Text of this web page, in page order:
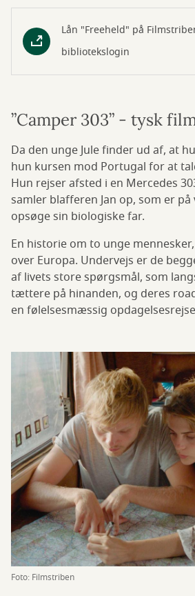
Lån "Freeheld" på
bibliotekslogin
”Camper 303” - tysk
Da den unge Jule finder ud af, at
hun kursen mod Portugal for at
Hun rejser afsted i en Mercedes
samler blafferen Jan op, som er
opsøge sin biologiske far.
En historie om to unge
over Europa. Undervejs er de
af livets store spørgsmål, som
tættere på hinanden, og deres
en følelsesmæssig
Foto: Filmstriben